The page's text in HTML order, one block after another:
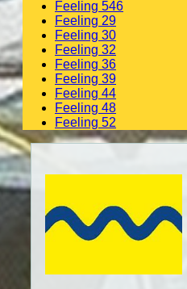
Feeling 546
Feeling 29
Feeling 30
Feeling 32
Feeling 36
Feeling 39
Feeling 44
Feeling 48
Feeling 52